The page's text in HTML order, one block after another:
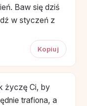
Baw się dziś
w styczeń z
Kopiuj
życzę Ci, by
trafiona, a